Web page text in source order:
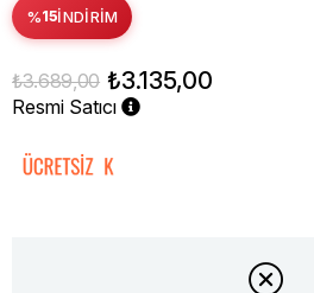
%15İNDIRIM
₺3.689,00 ₺3.135,00
Resmi Satıcı